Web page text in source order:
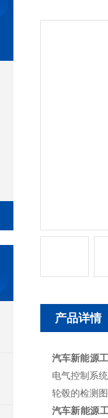
产品详情
汽车新能源
电气控制系
轮毂的检测
汽车新能源